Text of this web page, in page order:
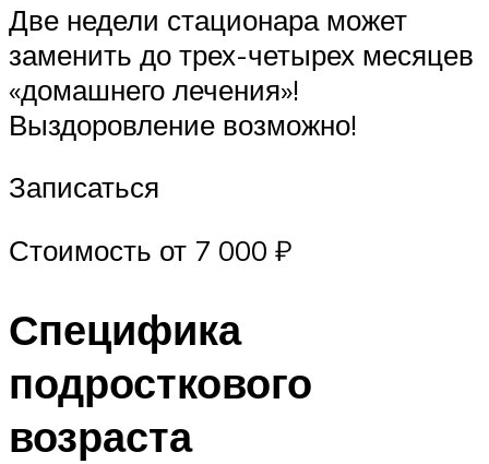
Две недели стационара может
заменить до трех-четырех месяцев
«домашнего лечения»!
Выздоровление возможно!
Записаться
Стоимость от 7 000 ₽
Специфика
подросткового
возраста